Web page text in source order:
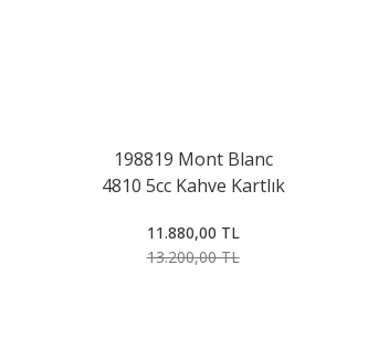
198819 Mont Blanc
4810 5cc Kahve Kartlık
11.880,00 TL
13.200,00 TL